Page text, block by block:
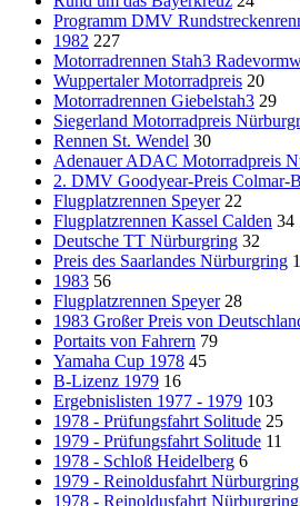
Programm DMV
1982 227
Motorradrennen Stah3
Wuppertaler Motorradpreis 20
Motorradrennen Giebelstah3 29
Siegerland Motorradpreis
Rennen St. Wendel 30
Adenauer ADAC Motorradpreis
2. DMV Goodyear-Preis Colmar-
Flugplatzrennen Speyer 22
Flugplatzrennen Kassel Calden 34
Deutsche TT Nürburgring 32
Preis des Saarlandes Nürburgring
1983 56
Flugplatzrennen Speyer 28
1983 Großer Preis von
Portaits von Fahrern 79
Yamaha Cup 1978 45
B-Lizenz 1979 16
Ergebnislisten 1977 - 1979 103
1978 - Prüfungsfahrt Solitude 25
1979 - Prüfungsfahrt Solitude 11
1978 - Schloß Heidelberg 6
1979 - Reinoldusfahrt Nürburgring
1978 - Reinoldusfahrt Nürburgring